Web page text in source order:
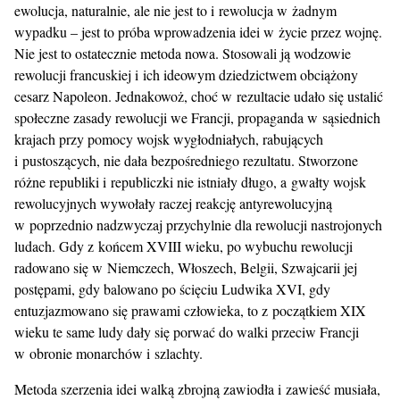
ewolucja, naturalnie, ale nie jest to i rewolucja w żadnym
wypadku – jest to próba wprowadzenia idei w życie przez wojnę.
Nie jest to ostatecznie metoda nowa. Stosowali ją wodzowie
rewolucji francuskiej i ich ideowym dziedzictwem obciążony
cesarz Napoleon. Jednakowoż, choć w rezultacie udało się ustalić
społeczne zasady rewolucji we Francji, propaganda w sąsiednich
krajach przy pomocy wojsk wygłodniałych, rabujących
i pustoszących, nie dała bezpośredniego rezultatu. Stworzone
różne republiki i republiczki nie istniały długo, a gwałty wojsk
rewolucyjnych wywołały raczej reakcję antyrewolucyjną
w poprzednio nadzwyczaj przychylnie dla rewolucji nastrojonych
ludach. Gdy z końcem XVIII wieku, po wybuchu rewolucji
radowano się w Niemczech, Włoszech, Belgii, Szwajcarii jej
postępami, gdy balowano po ścięciu Ludwika XVI, gdy
entuzjazmowano się prawami człowieka, to z początkiem XIX
wieku te same ludy dały się porwać do walki przeciw Francji
w obronie monarchów i szlachty.
Metoda szerzenia idei walką zbrojną zawiodła i zawieść musiała,